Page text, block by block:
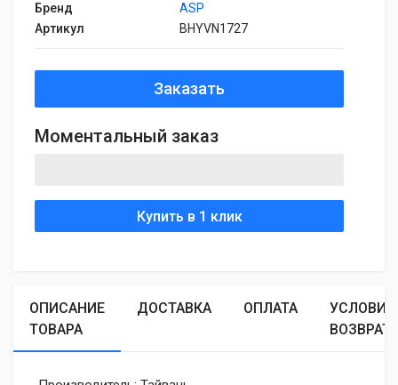
Бренд
ASP
Артикул
BHYVN1727
Заказать
Моментальный заказ
Купить в 1 клик
ОПИСАНИЕ
ТОВАРА
ДОСТАВКА ОПЛАТА
УСЛОВИЯ
ВОЗВРАТА